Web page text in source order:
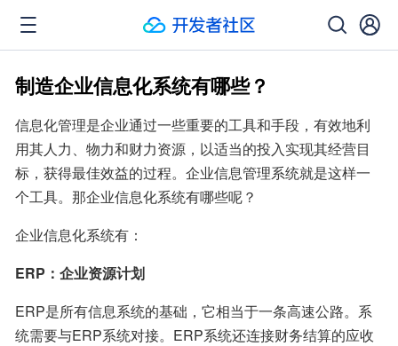
制造企业信息化系统有哪些？
信息化管理是企业通过一些重要的工具和手段，有效地利
用其人力、物力和财力资源，以适当的投入实现其经营目
标，获得最佳效益的过程。企业信息管理系统就是这样一
个工具。那企业信息化系统有哪些呢？
企业信息化系统有：
ERP：企业资源计划
ERP是所有信息系统的基础，它相当于一条高速公路。系
统需要与ERP系统对接。ERP系统还连接财务结算的应收